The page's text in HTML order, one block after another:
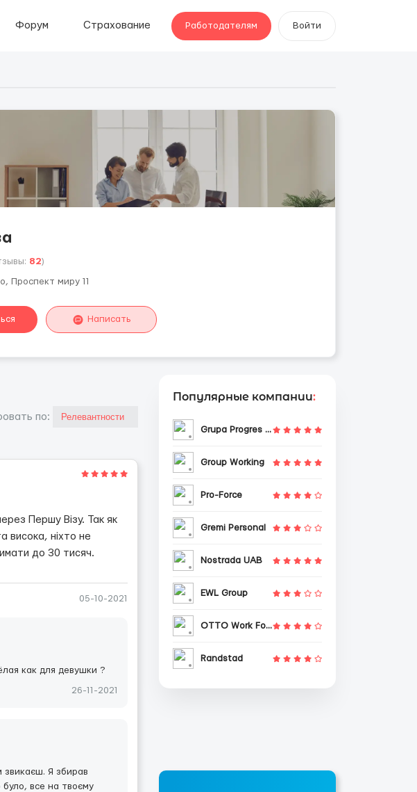
Форум Страхование Работодателям Войти
82)
Проспект миру 11
Написать
по:
Першу Візу. Так як
висока, ніхто не
до 30 тисяч.
05-10-2021
как для девушки ?
26-11-2021
звикаєш. Я збирав
було, все на твоєму
Популярные компании:
Grupa Progres Sp. z o.o.
Group Working
Pro-Force
Gremi Personal
Nostrada UAB
EWL Group
OTTO Work Force
Randstad